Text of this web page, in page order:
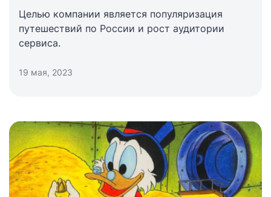
Целью компании является популяризация
путешествий по России и рост аудитории
сервиса.
19 мая, 2023